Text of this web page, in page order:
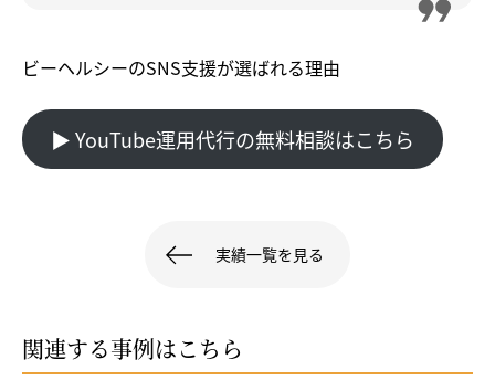
ビーヘルシーのSNS支援が選ばれる理由
▶︎ YouTube運用代行の無料相談はこちら
実績一覧を見る
関連する事例はこちら